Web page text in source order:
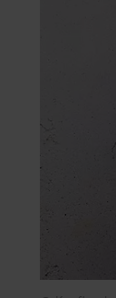
© Kaufland